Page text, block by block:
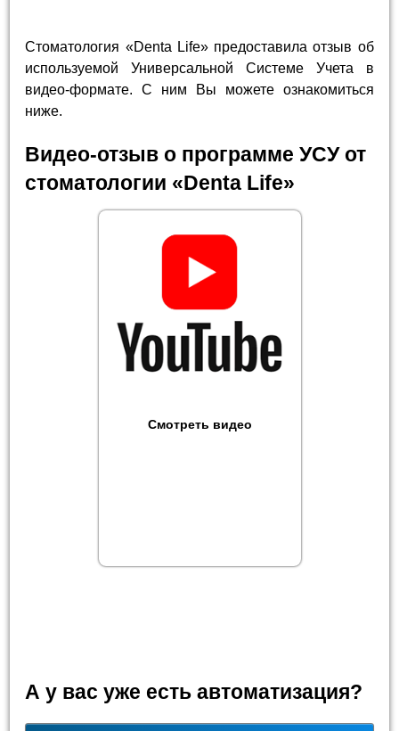
Стоматология «Denta Life» предоставила отзыв об
используемой Универсальной Системе Учета в
видео-формате. С ним Вы можете ознакомиться
ниже.
Видео-отзыв о программе УСУ от
стоматологии «Denta Life»
Смотреть видео
А у вас уже есть автоматизация?